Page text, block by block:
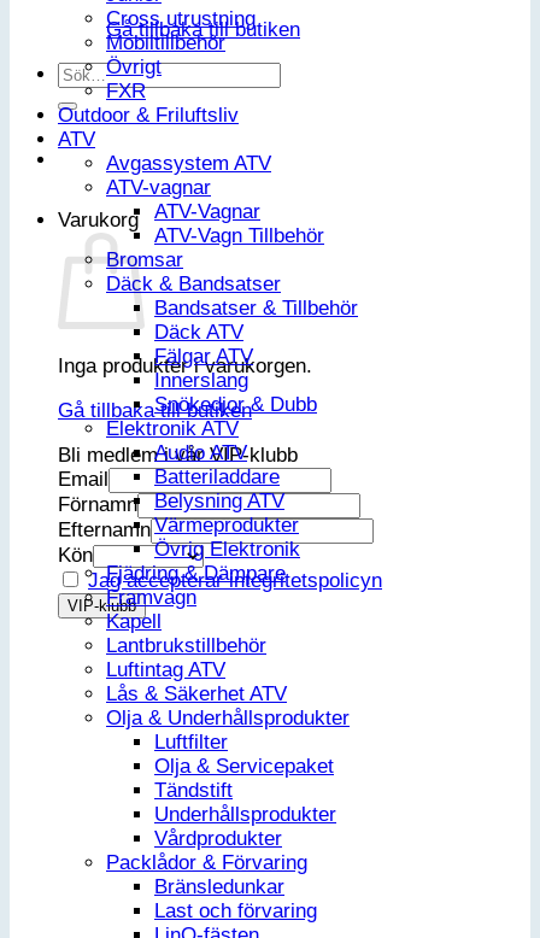
Gå tillbaka till butiken
Sök
efter:
Varukorg
Inga produkter i varukorgen.
Gå tillbaka till butiken
Bli medlem i vår VIP-klubb
Email
Förnamn
Efternamn
Kön
Jag accepterar integritetspolicyn
Cross utrustning
Mobiltillbehör
Övrigt
FXR
Outdoor & Friluftsliv
ATV
Avgassystem ATV
ATV-vagnar
ATV-Vagnar
ATV-Vagn Tillbehör
Bromsar
Däck & Bandsatser
Bandsatser & Tillbehör
Däck ATV
Fälgar ATV
Innerslang
Snökedjor & Dubb
Elektronik ATV
Audio ATV
Batteriladdare
Belysning ATV
Värmeprodukter
Övrig Elektronik
Fjädring & Dämpare
Framvagn
Kapell
Lantbrukstillbehör
Luftintag ATV
Lås & Säkerhet ATV
Olja & Underhållsprodukter
Luftfilter
Olja & Servicepaket
Tändstift
Underhållsprodukter
Vårdprodukter
Packlådor & Förvaring
Bränsledunkar
Last och förvaring